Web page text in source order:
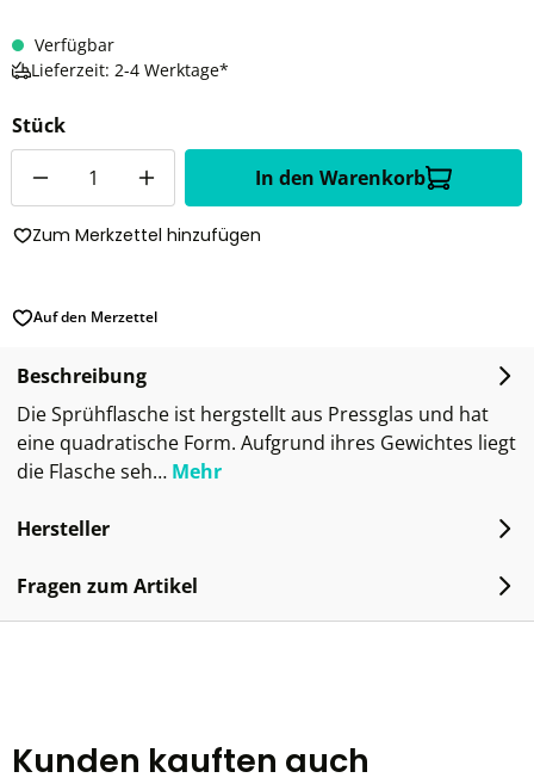
Verfügbar
Lieferzeit: 2-4 Werktage*
Stück
In den Warenkorb
Zum Merkzettel hinzufügen
Auf den Merzettel
Beschreibung
Die Sprühflasche ist hergstellt aus Pressglas und hat
eine quadratische Form. Aufgrund ihres Gewichtes liegt
die Flasche seh… Mehr
Hersteller
Fragen zum Artikel
Kunden kauften auch